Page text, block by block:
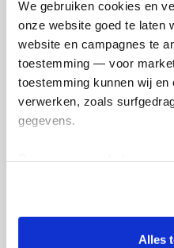
We gebruiken cookies en
onze website goed te laten
website en campagnes te
toestemming — voor
toestemming kunnen wij en
verwerken, zoals
gegevens.
tonen. Je kunt je
intrekken via Cookie
lijst met cookies is te Alles